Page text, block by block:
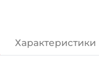
Характеристики